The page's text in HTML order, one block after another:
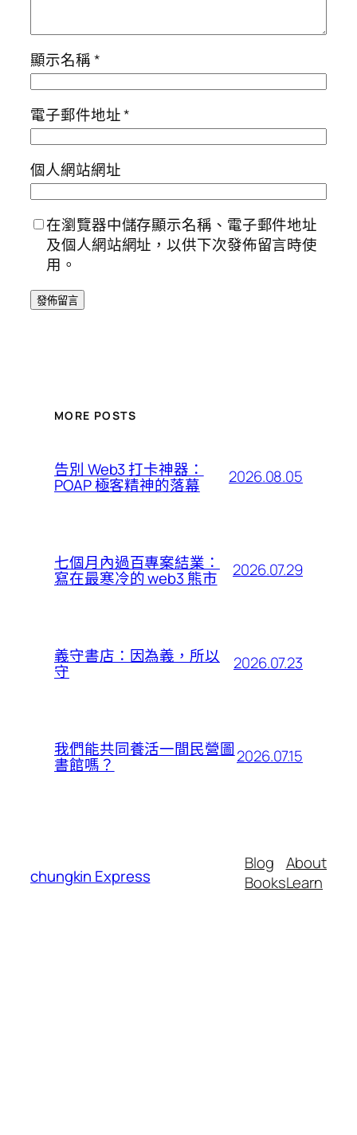
顯示名稱*
電子郵件地址*
個人網站網址
在瀏覽器中儲存顯示名稱、電子郵件地址
及個人網站網址，以供下次發佈留言時使
用。
MORE POSTS
告別 Web3 打卡神器：
POAP 極客精神的落幕 2026.08.05
七個月內過百專案結業：
寫在最寒冷的 web3 熊市 2026.07.29
義守書店：因為義，所以
守 2026.07.23
我們能共同養活一間民營圖
書館嗎？ 2026.07.15
chungkin Express
Blog
Books
About
Learn